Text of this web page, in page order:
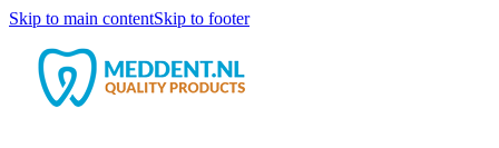
Skip to main contentSkip to footer